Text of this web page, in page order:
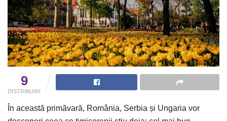
9
DISTRIBUIRI
În această primăvară, România, Serbia și Ungaria vor